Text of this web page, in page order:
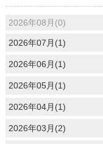
2026年08月(0)
2026年07月(1)
2026年06月(1)
2026年05月(1)
2026年04月(1)
2026年03月(2)